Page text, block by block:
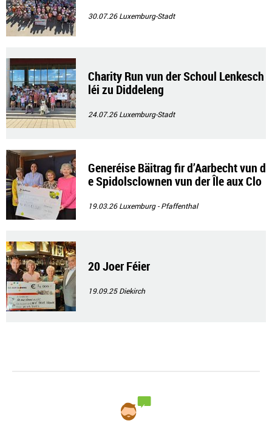
30.07.26Luxemburg-Stadt
Charity Run vun der Schoul Lenkesch
léi zu Diddeleng
24.07.26Luxemburg-Stadt
Generéise Bäitrag fir d’Aarbecht vun d
e Spidolsclownen vun der Île aux Clo
19.03.26Luxemburg - Pfaffenthal
20 Joer Féier
19.09.25Diekirch